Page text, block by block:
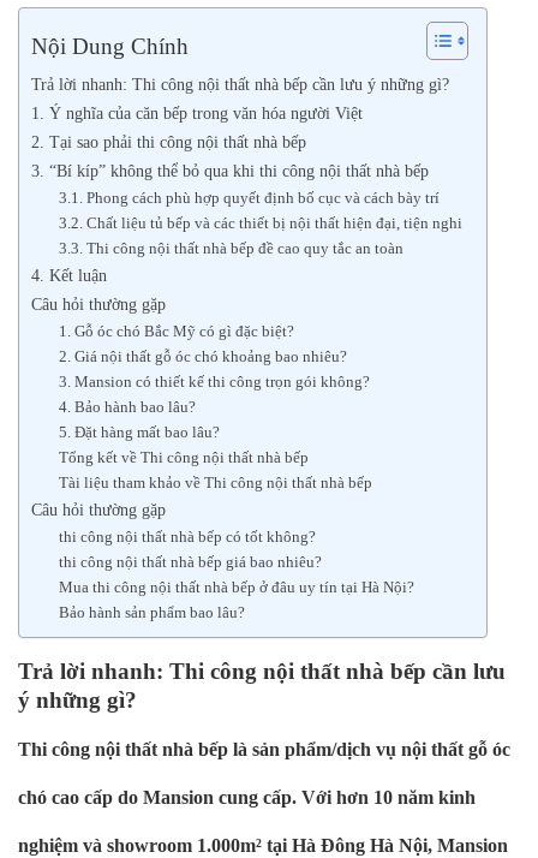
Nội Dung Chính
Trả lời nhanh: Thi công nội thất nhà bếp cần lưu ý những gì?
1. Ý nghĩa của căn bếp trong văn hóa người Việt
2. Tại sao phải thi công nội thất nhà bếp
3. “Bí kíp” không thể bỏ qua khi thi công nội thất nhà bếp
3.1. Phong cách phù hợp quyết định bố cục và cách bày trí
3.2. Chất liệu tủ bếp và các thiết bị nội thất hiện đại, tiện nghi
3.3. Thi công nội thất nhà bếp đề cao quy tắc an toàn
4. Kết luận
Câu hỏi thường gặp
1. Gỗ óc chó Bắc Mỹ có gì đặc biệt?
2. Giá nội thất gỗ óc chó khoảng bao nhiêu?
3. Mansion có thiết kế thi công trọn gói không?
4. Bảo hành bao lâu?
5. Đặt hàng mất bao lâu?
Tổng kết về Thi công nội thất nhà bếp
Tài liệu tham khảo về Thi công nội thất nhà bếp
Câu hỏi thường gặp
thi công nội thất nhà bếp có tốt không?
thi công nội thất nhà bếp giá bao nhiêu?
Mua thi công nội thất nhà bếp ở đâu uy tín tại Hà Nội?
Bảo hành sản phẩm bao lâu?
Trả lời nhanh: Thi công nội thất nhà bếp cần lưu
ý những gì?
Thi công nội thất nhà bếp là sản phẩm/dịch vụ nội thất gỗ óc
chó cao cấp do Mansion cung cấp. Với hơn 10 năm kinh
nghiệm và showroom 1.000m² tại Hà Đông Hà Nội, Mansion